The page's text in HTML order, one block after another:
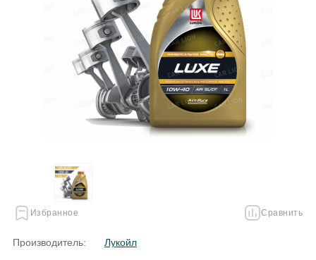
Избранное Сравнить
Производитель: Лукойл